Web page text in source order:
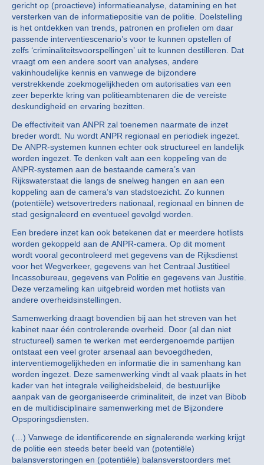
gericht op (proactieve) informatieanalyse, datamining en het
versterken van de informatiepositie van de politie. Doelstelling
is het ontdekken van trends, patronen en profielen om daar
passende interventiescenario’s voor te kunnen opstellen of
zelfs ‘criminaliteitsvoorspellingen’ uit te kunnen destilleren. Dat
vraagt om een andere soort van analyses, andere
vakinhoudelijke kennis en vanwege de bijzondere
verstrekkende zoekmogelijkheden om autorisaties van een
zeer beperkte kring van politieambtenaren die de vereiste
deskundigheid en ervaring bezitten.
De effectiviteit van ANPR zal toenemen naarmate de inzet
breder wordt. Nu wordt ANPR regionaal en periodiek ingezet.
De ANPR-systemen kunnen echter ook structureel en landelijk
worden ingezet. Te denken valt aan een koppeling van de
ANPR-systemen aan de bestaande camera’s van
Rijkswaterstaat die langs de snelweg hangen en aan een
koppeling aan de camera’s van stadstoezicht. Zo kunnen
(potentiële) wetsovertreders nationaal, regionaal en binnen de
stad gesignaleerd en eventueel gevolgd worden.
Een bredere inzet kan ook betekenen dat er meerdere hotlists
worden gekoppeld aan de ANPR-camera. Op dit moment
wordt vooral gecontroleerd met gegevens van de Rijksdienst
voor het Wegverkeer, gegevens van het Centraal Justitieel
Incassobureau, gegevens van Politie en gegevens van Justitie.
Deze verzameling kan uitgebreid worden met hotlists van
andere overheidsinstellingen.
Samenwerking draagt bovendien bij aan het streven van het
kabinet naar één controlerende overheid. Door (al dan niet
structureel) samen te werken met eerdergenoemde partijen
ontstaat een veel groter arsenaal aan bevoegdheden,
interventiemogelijkheden en informatie die in samenhang kan
worden ingezet. Deze samenwerking vindt al vaak plaats in het
kader van het integrale veiligheidsbeleid, de bestuurlijke
aanpak van de georganiseerde criminaliteit, de inzet van Bibob
en de multidisciplinaire samenwerking met de Bijzondere
Opsporingsdiensten.
(…) Vanwege de identificerende en signalerende werking krijgt
de politie een steeds beter beeld van (potentiële)
balansverstoringen en (potentiële) balansverstoorders met